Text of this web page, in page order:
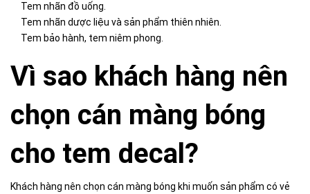
Tem nhãn đồ uống.
Tem nhãn dược liệu và sản phẩm thiên nhiên.
Tem bảo hành, tem niêm phong.
Vì sao khách hàng nên
chọn cán màng bóng
cho tem decal?
Khách hàng nên chọn cán màng bóng khi muốn sản phẩm có vẻ